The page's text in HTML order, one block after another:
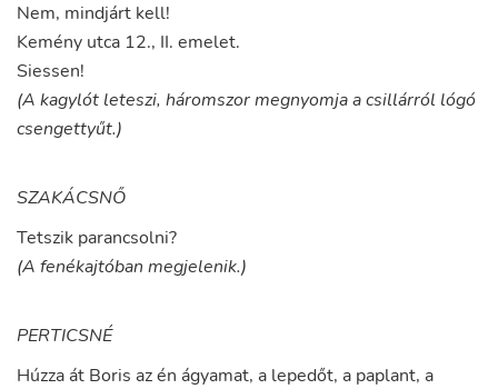
Nem, mindjárt kell!
Kemény utca 12., II. emelet.
Siessen!
(A kagylót leteszi, háromszor megnyomja a csillárról lógó
csengettyűt.)
SZAKÁCSNŐ
Tetszik parancsolni?
(A fenékajtóban megjelenik.)
PERTICSNÉ
Húzza át Boris azén ágyamat, a lepedőt, a paplant, a